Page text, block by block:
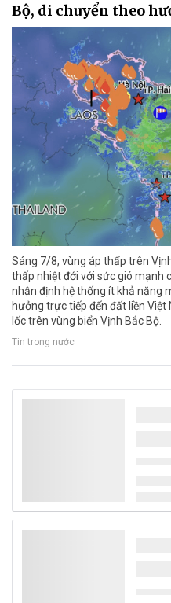
Bộ, di chuyển theo
Sáng 7/8, vùng áp thấp trên
thấp nhiệt đới với sức gió mạnh
nhận định hệ thống ít khả năng
hưởng trực tiếp đến đất liền
lốc trên vùng biển Vịnh Bắc Bộ.
Tin trong nước